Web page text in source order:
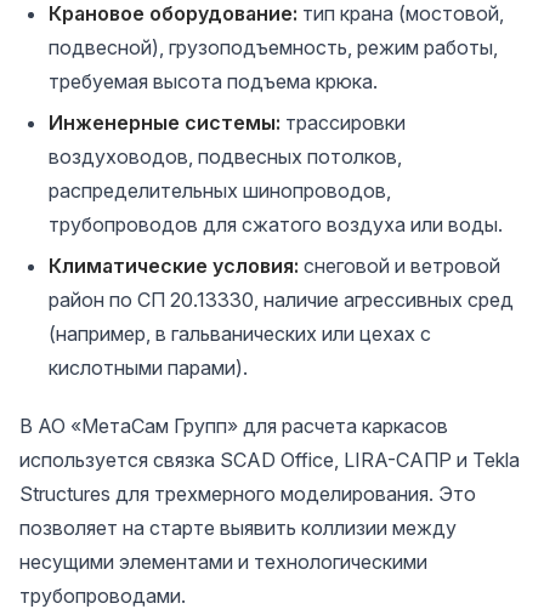
Крановое оборудование: тип крана (мостовой,
подвесной), грузоподъемность, режим работы,
требуемая высота подъема крюка.
Инженерные системы: трассировки
воздуховодов, подвесных потолков,
распределительных шинопроводов,
трубопроводов для сжатого воздуха или воды.
Климатические условия: снеговой и ветровой
район по СП 20.13330, наличие агрессивных сред
(например, в гальванических или цехах с
кислотными парами).
В АО «МетаСам Групп» для расчета каркасов
используется связка SCAD Office, LIRA-САПР и Tekla
Structures для трехмерного моделирования. Это
позволяет на старте выявить коллизии между
несущими элементами и технологическими
трубопроводами.